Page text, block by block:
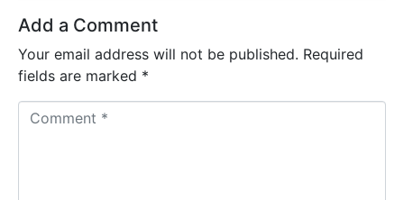
Add a Comment
Your email address will not be published. Required
fields are marked *